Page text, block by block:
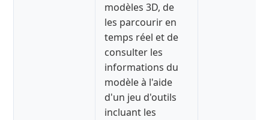
modèles 3D, de
les parcourir en
temps réel et de
consulter les
informations du
modèle à l'aide
d'un jeu d'outils
incluant les